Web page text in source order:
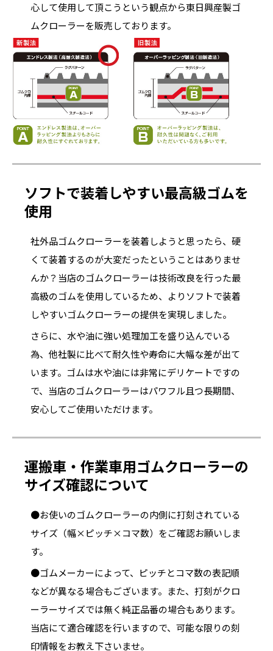
心して使用して頂こうという観点から東日興産製ゴ
ムクローラーを販売しております。
ソフトで装着しやすい最高級ゴムを
使用
社外品ゴムクローラーを装着しようと思ったら、硬
くて装着するのが大変だったということはありませ
んか？当店のゴムクローラーは技術改良を行った最
高級のゴムを使用しているため、よりソフトで装着
しやすいゴムクローラーの提供を実現しました。
さらに、水や油に強い処理加工を盛り込んでいる
為、他社製に比べて耐久性や寿命に大幅な差が出て
います。ゴムは水や油には非常にデリケートですの
で、当店のゴムクローラーはパワフル且つ長期間、
安心してご使用いただけます。
運搬車・作業車用ゴムクローラーの
サイズ確認について
●お使いのゴムクローラーの内側に打刻されている
サイズ（幅×ピッチ×コマ数）をご確認お願いしま
す。
●ゴムメーカーによって、ピッチとコマ数の表記順
などが異なる場合もございます。また、打刻がクロ
ーラーサイズでは無く純正品番の場合もあります。
当店にて適合確認を行いますので、可能な限りの刻
印情報をお教え下さいませ。